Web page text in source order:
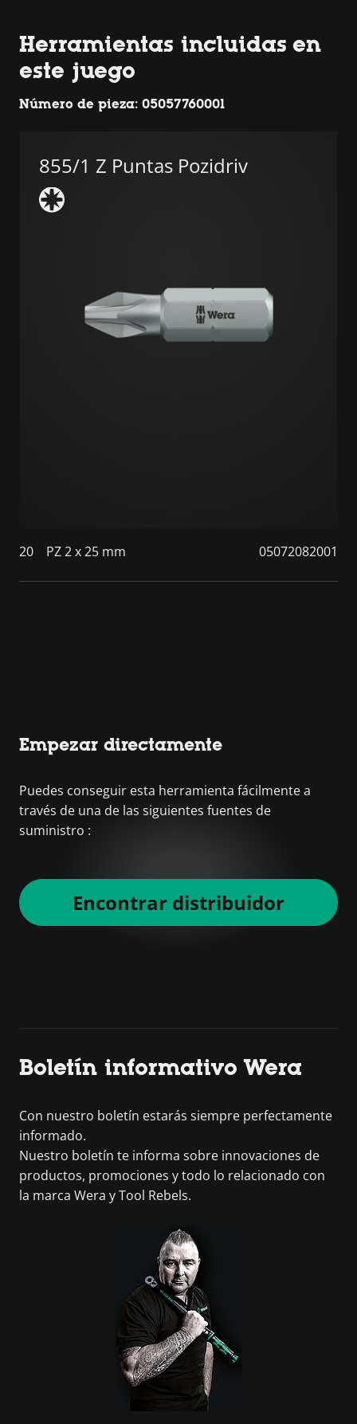
Herramientas incluidas en
este juego
Número de pieza: 05057760001
855/1 Z Puntas Pozidriv
20 PZ 2 x 25 mm 05072082001
Empezar directamente
Puedes conseguir esta herramienta fácilmente a
través de una de las siguientes fuentes de
suministro :
Encontrar distribuidor
Boletín informativo Wera
Con nuestro boletín estarás siempre perfectamente
informado.
Nuestro boletín te informa sobre innovaciones de
productos, promociones y todo lo relacionado con
la marca Wera y Tool Rebels.